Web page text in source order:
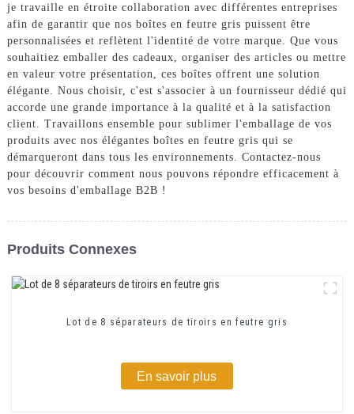
je travaille en étroite collaboration avec différentes entreprises
afin de garantir que nos boîtes en feutre gris puissent être
personnalisées et reflètent l'identité de votre marque. Que vous
souhaitiez emballer des cadeaux, organiser des articles ou mettre
en valeur votre présentation, ces boîtes offrent une solution
élégante. Nous choisir, c'est s'associer à un fournisseur dédié qui
accorde une grande importance à la qualité et à la satisfaction
client. Travaillons ensemble pour sublimer l'emballage de vos
produits avec nos élégantes boîtes en feutre gris qui se
démarqueront dans tous les environnements. Contactez-nous
pour découvrir comment nous pouvons répondre efficacement à
vos besoins d'emballage B2B !
Produits Connexes
Lot de 8 séparateurs de tiroirs en feutre gris
En savoir plus